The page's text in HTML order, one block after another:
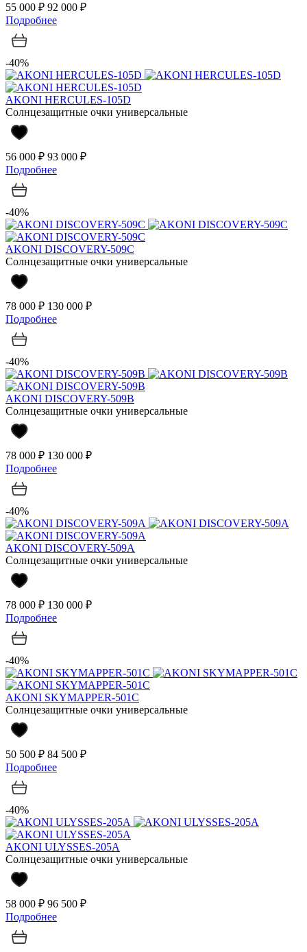
55 000 ₽ 92 000 ₽
Подробнее
-40%
AKONI HERCULES-105D
Солнцезащитные очки универсальные
56 000 ₽ 93 000 ₽
Подробнее
-40%
AKONI DISCOVERY-509C
Солнцезащитные очки универсальные
78 000 ₽ 130 000 ₽
Подробнее
-40%
AKONI DISCOVERY-509B
Солнцезащитные очки универсальные
78 000 ₽ 130 000 ₽
Подробнее
-40%
AKONI DISCOVERY-509A
Солнцезащитные очки универсальные
78 000 ₽ 130 000 ₽
Подробнее
-40%
AKONI SKYMAPPER-501C
Солнцезащитные очки универсальные
50 500 ₽ 84 500 ₽
Подробнее
-40%
AKONI ULYSSES-205A
Солнцезащитные очки универсальные
58 000 ₽ 96 500 ₽
Подробнее